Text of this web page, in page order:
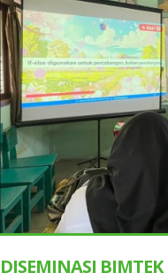
DISEMINASI